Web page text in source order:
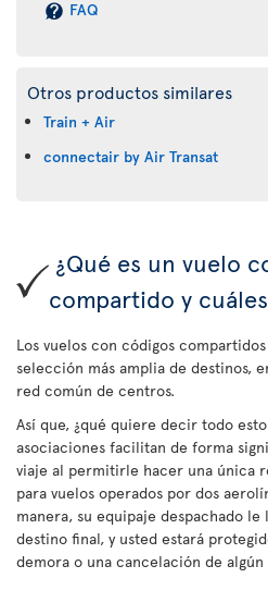
FAQ
Otros productos similares
Train + Air
connectair by Air Transat
¿Qué es un vuelo
compartido y
Los vuelos con códigos
selección más amplia de destinos,
red común de centros.
Así que, ¿qué quiere decir todo
asociaciones facilitan de forma
viaje al permitirle hacer una única
para vuelos operados por dos
manera, su equipaje despachado
destino final, y usted estará
demora o una cancelación de algún